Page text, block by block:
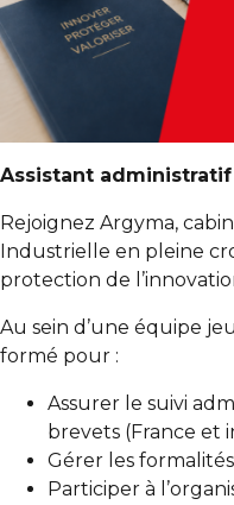
Assistant
Rejoignez Argyma,
Industrielle en pleine
protection de
Au sein d’une équipe
formé pour :
Assurer le suivi
brevets (France et
Gérer les
Participer à